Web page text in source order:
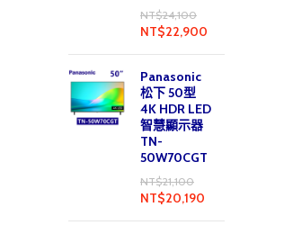
NT$24,100
NT$22,900
Panasonic
松下 50型
4K HDR LED
智慧顯示器
TN-
50W70CGT
NT$21,100
NT$20,190